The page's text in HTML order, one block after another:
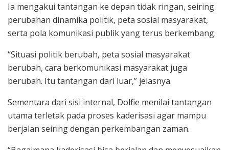
Ia mengakui tantangan ke depan tidak ringan, seiring
perubahan dinamika politik, peta sosial masyarakat,
serta pola komunikasi publik yang terus berkembang.
“Situasi politik berubah, peta sosial masyarakat
berubah, cara berkomunikasi masyarakat juga
berubah. Itu tantangan dari luar,” jelasnya.
Sementara dari sisi internal, Dolfie menilai tantangan
utama terletak pada proses kaderisasi agar mampu
berjalan seiring dengan perkembangan zaman.